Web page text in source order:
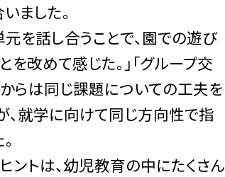
ました。
を話し合うことで、園での遊び
改めて感じた。」「グループ交
らは同じ課題についての工夫を
、就学に向けて同じ方向性で指
ントは、幼児教育の中にたくさん